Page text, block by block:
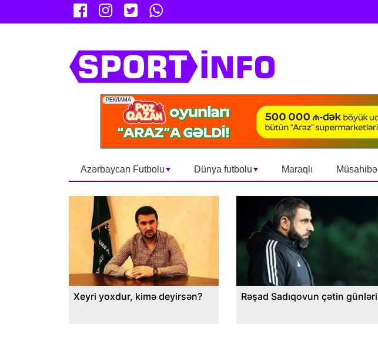
Azərbaycan Futbolu Dünya futbolu Maraqlı Müsahibə
Xeyri yoxdur, kimə deyirsən? Rəşad Sadıqovun çətin günləri